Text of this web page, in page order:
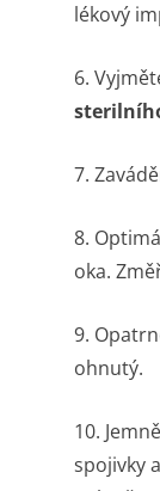
lékový
6.
7.
8.
oka.
9.
ohnutý.
10.
spojivky